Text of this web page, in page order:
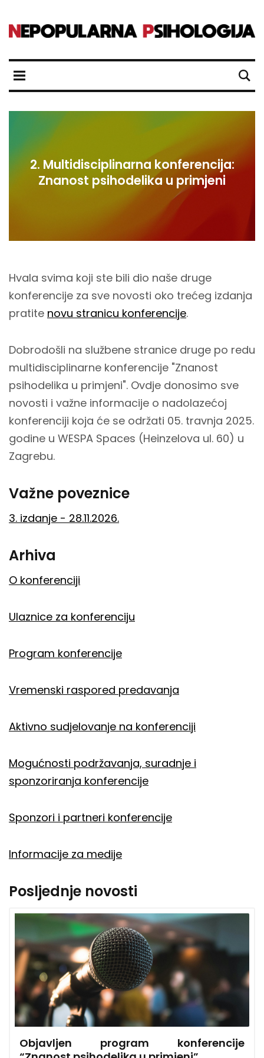
2. Multidisciplinarna konferencija:
Znanost psihodelika u primjeni
Hvala svima koji ste bili dio naše druge
konferencije za sve novosti oko trećeg izdanja
pratite novu stranicu konferencije.
Dobrodošli na službene stranice druge po redu
multidisciplinarne konferencije "Znanost
psihodelika u primjeni". Ovdje donosimo sve
novosti i važne informacije o nadolazećoj
konferenciji koja će se održati 05. travnja 2025.
godine u WESPA Spaces (Heinzelova ul. 60) u
Zagrebu.
Važne poveznice
3. izdanje - 28.11.2026.
Arhiva
O konferenciji
Ulaznice za konferenciju
Program konferencije
Vremenski raspored predavanja
Aktivno sudjelovanje na konferenciji
Mogućnosti podržavanja, suradnje i
sponzoriranja konferencije
Sponzori i partneri konferencije
Informacije za medije
Posljednje novosti
Objavljen program konferencije